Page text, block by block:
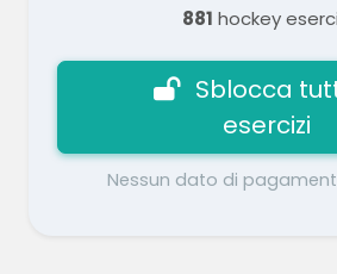
881 hockey
Sblocca
esercizi
Nessun dato di